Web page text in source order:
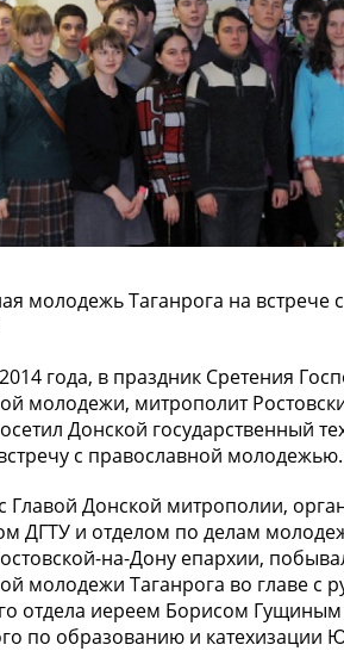
молодежь Таганрога на встрече
года, в праздник Сретения
молодежи, митрополит
Донской государственный
с православной молодежью.
Главой Донской митрополии,
ДГТУ и отделом по делам
на-Дону епархии,
молодежи Таганрога во главе с
отдела иереем Борисом
по образованию и катехизации